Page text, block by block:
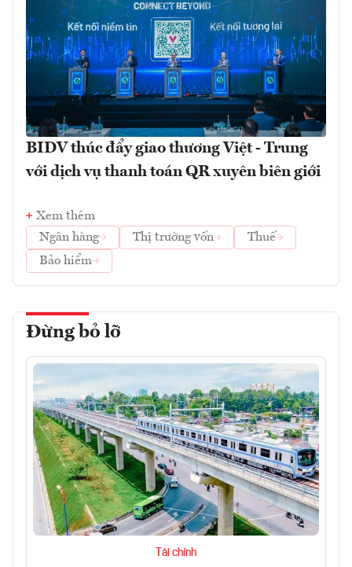
BIDV thúc đẩy giao thương Việt - Trung
với dịch vụ thanh toán QR xuyên biên giới
Xem thêm
Ngân hàng
Thị trường vốn
Thuế
Bảo hiểm
Đừng bỏ lỡ
Tài chính